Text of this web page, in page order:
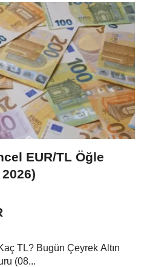
EUR/TL Öğle
TL? Bugün Çeyrek Altın
(08...